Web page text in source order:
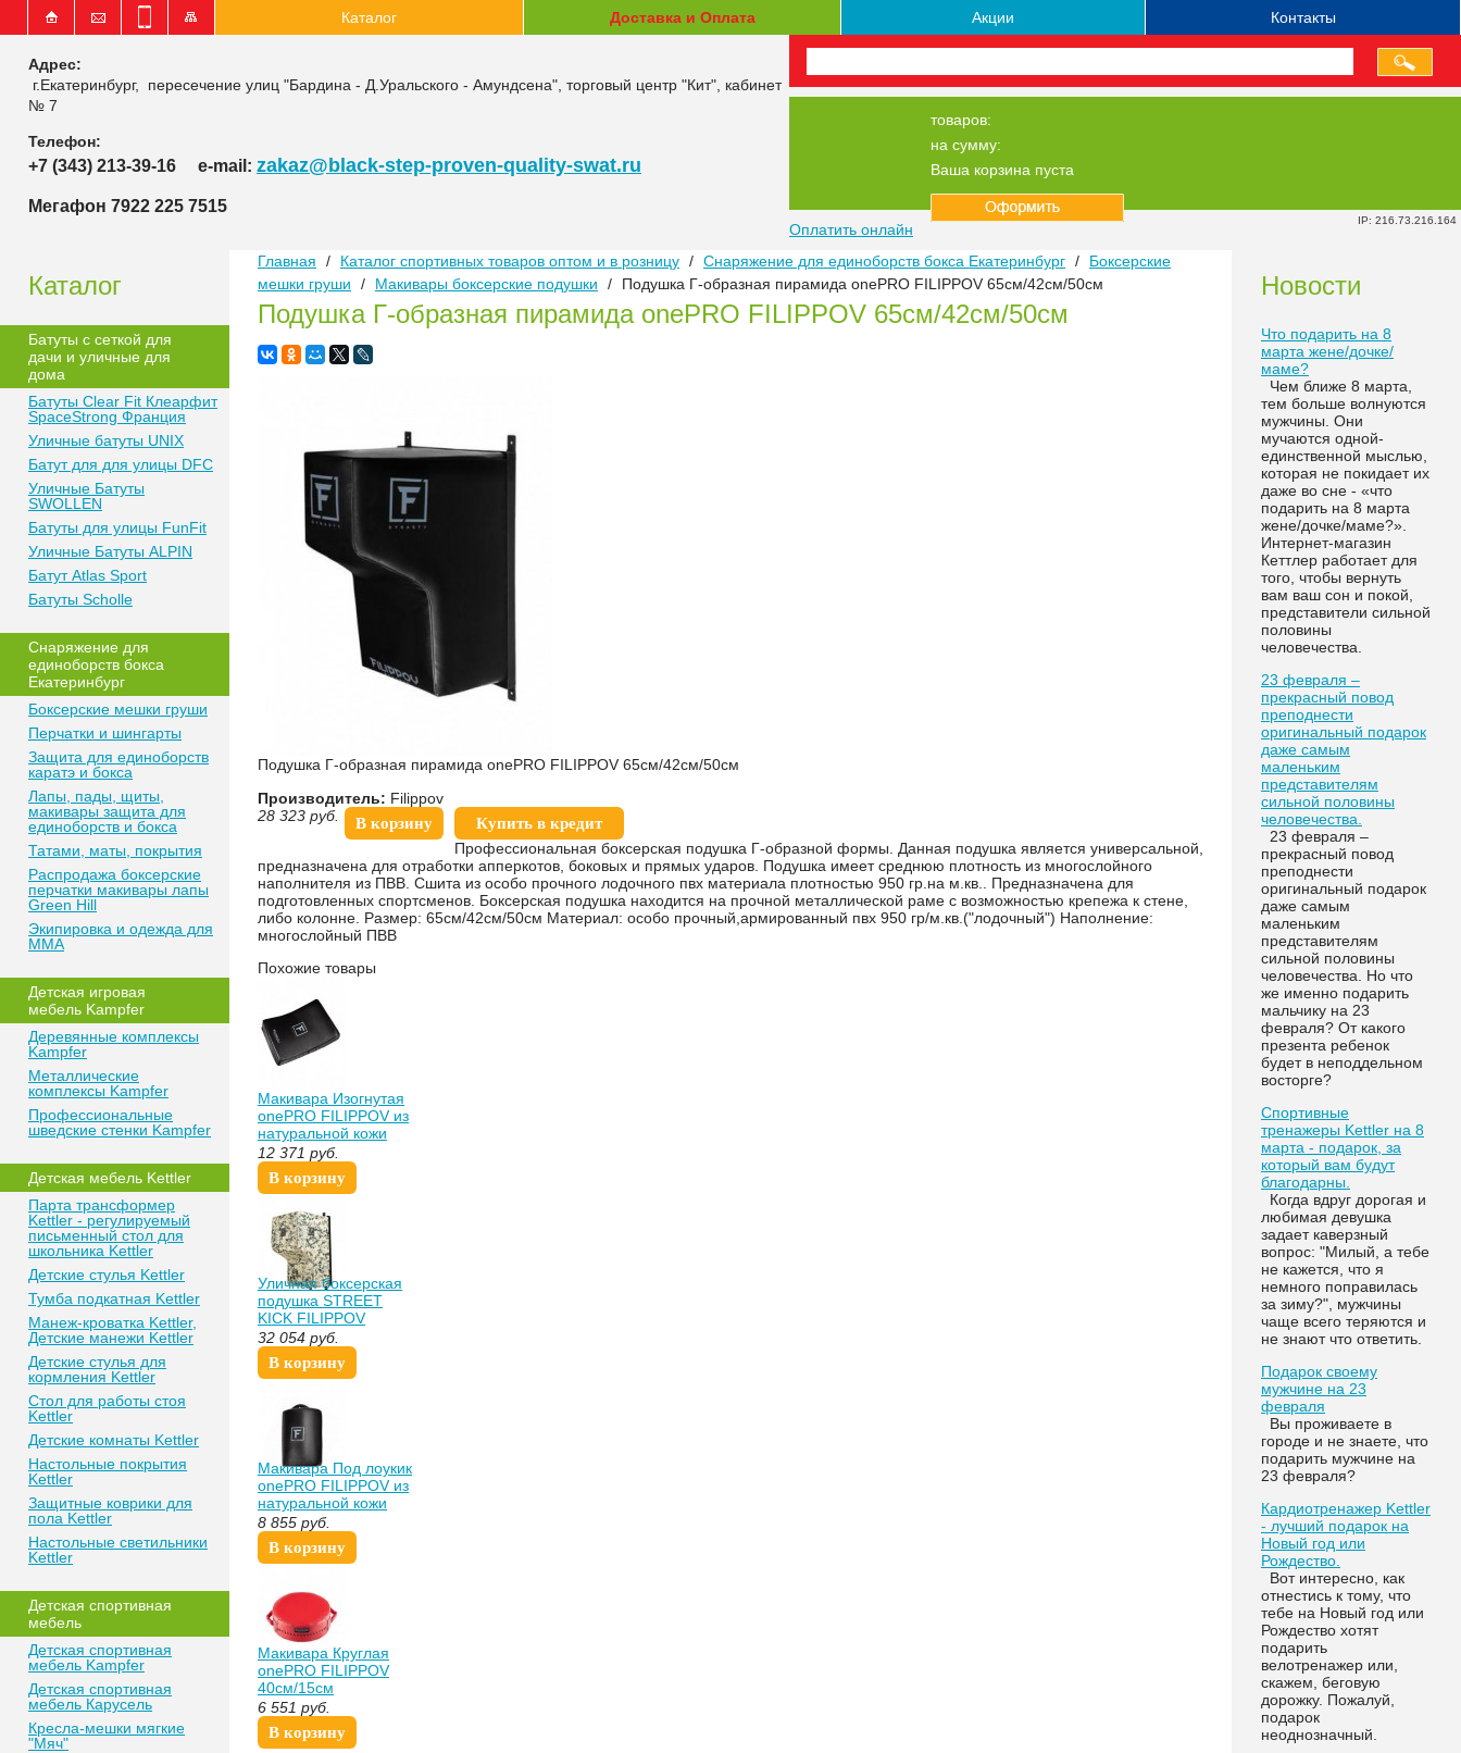
IP: 216.73.216.164
Каталог Доставка и Оплата Акции Контакты
Адрес:
г.Екатеринбург, пересечение улиц "Бардина - Д.Уральского - Амундсена", торговый центр "Кит", кабинет
№ 7
Телефон:
+7 (343) 213-39-16 e-mail: zakaz@black-step-proven-quality-swat.ru
Мегафон 7922 225 7515
товаров:
на сумму:
Ваша корзина пуста
Оплатить онлайн
Каталог
Батуты с сеткой для
дачи и уличные для
дома
Батуты Clear Fit Клеарфит
SpaceStrong Франция
Уличные батуты UNIX
Батут для для улицы DFC
Уличные Батуты
SWOLLEN
Батуты для улицы FunFit
Уличные Батуты ALPIN
Батут Atlas Sport
Батуты Scholle
Снаряжение для
единоборств бокса
Екатеринбург
Боксерские мешки груши
Перчатки и шингарты
Защита для единоборств
каратэ и бокса
Лапы, пады, щиты,
макивары защита для
единоборств и бокса
Татами, маты, покрытия
Распродажа боксерские
перчатки макивары лапы
Green Hill
Экипировка и одежда для
MMA
Детская игровая
мебель Kampfer
Деревянные комплексы
Kampfer
Металлические
комплексы Kampfer
Профессиональные
шведские стенки Kampfer
Детская мебель Kettler
Парта трансформер
Kettler - регулируемый
письменный стол для
школьника Kettler
Детские стулья Kettler
Тумба подкатная Kettler
Манеж-кроватка Kettler,
Детские манежи Kettler
Детские стулья для
кормления Kettler
Стол для работы стоя
Kettler
Детские комнаты Kettler
Настольные покрытия
Kettler
Защитные коврики для
пола Kettler
Настольные светильники
Kettler
Детская спортивная
мебель
Детская спортивная
мебель Kampfer
Детская спортивная
мебель Карусель
Кресла-мешки мягкие
"Мяч"
Главная / Каталог спортивных товаров оптом и в розницу / Снаряжение для единоборств бокса Екатеринбург /
Боксерские
мешки груши
/ Макивары боксерские подушки / Подушка Г-образная пирамида onePRO FILIPPOV 65см/42см/50см
Подушка Г-образная пирамида onePRO FILIPPOV 65см/42см/50см
Подушка Г-образная пирамида onePRO FILIPPOV 65см/42см/50см
Производитель: Filippov
28 323 руб. В корзину
Купить в кредит
Профессиональная боксерская подушка Г-образной формы. Данная подушка является универсальной,
предназначена для отработки апперкотов, боковых и прямых ударов. Подушка имеет среднюю плотность из многослойного
наполнителя из ПВВ. Сшита из особо прочного лодочного пвх материала плотностью 950 гр.на м.кв.. Предназначена для
подготовленных спортсменов. Боксерская подушка находится на прочной металлической раме с возможностью крепежа к стене,
либо колонне. Размер: 65см/42см/50см Материал: особо прочный,армированный пвх 950 гр/м.кв.("лодочный") Наполнение:
многослойный ПВВ
Похожие товары
Макивара Изогнутая
onePRO FILIPPOV из
натуральной кожи
60см/40см/10см
12 371 руб.
В корзину
Уличная боксерская
подушка STREET
KICK FILIPPOV
75см/42см/50см Хаки
32 054 руб.
В корзину
Макивара Под лоукик
onePRO FILIPPOV из
натуральной кожи
45см/35см/8см
8 855 руб.
В корзину
Макивара Круглая
onePRO FILIPPOV
40см/15см
6 551 руб.
В корзину
Новости
Что подарить на 8
марта жене/дочке/
маме?
Чем ближе 8 марта,
тем больше волнуются
мужчины. Они
мучаются одной-
единственной мыслью,
которая не покидает их
даже во сне - «что
подарить на 8 марта
жене/дочке/маме?».
Интернет-магазин
Кеттлер работает для
того, чтобы вернуть
вам ваш сон и покой,
представители сильной
половины
человечества.
23 февраля –
прекрасный повод
преподнести
оригинальный подарок
даже самым
маленьким
представителям
сильной половины
человечества.
23 февраля –
прекрасный повод
преподнести
оригинальный подарок
даже самым
маленьким
представителям
сильной половины
человечества. Но что
же именно подарить
мальчику на 23
февраля? От какого
презента ребенок
будет в неподдельном
восторге?
Спортивные
тренажеры Kettler на 8
марта - подарок, за
который вам будут
благодарны.
Когда вдруг дорогая и
любимая девушка
задает каверзный
вопрос: "Милый, а тебе
не кажется, что я
немного поправилась
за зиму?", мужчины
чаще всего теряются и
не знают что ответить.
Подарок своему
мужчине на 23
февраля
Вы проживаете в
городе и не знаете, что
подарить мужчине на
23 февраля?
Кардиотренажер Kettler
- лучший подарок на
Новый год или
Рождество.
Вот интересно, как
отнестись к тому, что
тебе на Новый год или
Рождество хотят
подарить
велотренажер или,
скажем, беговую
дорожку. Пожалуй,
подарок
неоднозначный.